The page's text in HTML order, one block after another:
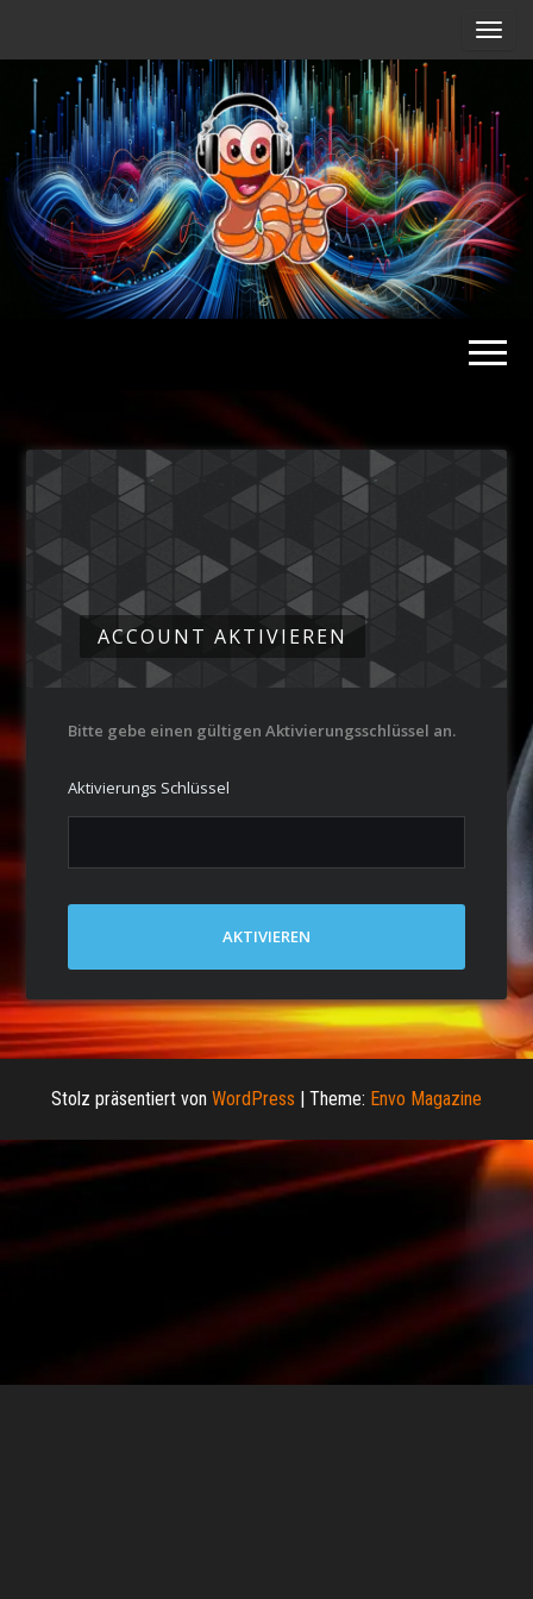
Radio
ACCOUNT AKTIVIEREN
Bitte gebe einen gültigen Aktivierungsschlüssel an.
Aktivierungs Schlüssel
AKTIVIEREN
Stolz präsentiert von WordPress | Theme: Envo Magazine